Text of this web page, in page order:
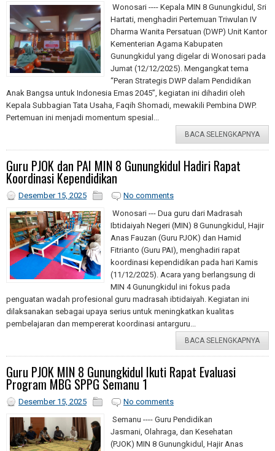
Wonosari ---- Kepala MIN 8 Gunungkidul, Sri
Hartati, menghadiri Pertemuan Triwulan IV
Dharma Wanita Persatuan (DWP) Unit Kantor
Kementerian Agama Kabupaten
Gunungkidul yang digelar di Wonosari pada
Jumat (12/12/2025). Mengangkat tema
“Peran Strategis DWP dalam Pendidikan
Anak Bangsa untuk Indonesia Emas 2045”, kegiatan ini dihadiri oleh
Kepala Subbagian Tata Usaha, Faqih Shomadi, mewakili Pembina DWP.
Pertemuan ini menjadi momentum spesial...
BACA SELENGKAPNYA
Guru PJOK dan PAI MIN 8 Gunungkidul Hadiri Rapat
Koordinasi Kependidikan
Desember 15, 2025
No comments
Wonosari --- Dua guru dari Madrasah
Ibtidaiyah Negeri (MIN) 8 Gunungkidul, Hajir
Anas Fauzan (Guru PJOK) dan Hamid
Fitrianto (Guru PAI), menghadiri rapat
koordinasi kependidikan pada hari Kamis
(11/12/2025). Acara yang berlangsung di
MIN 4 Gunungkidul ini fokus pada
penguatan wadah profesional guru madrasah ibtidaiyah. Kegiatan ini
dilaksanakan sebagai upaya serius untuk meningkatkan kualitas
pembelajaran dan mempererat koordinasi antarguru...
BACA SELENGKAPNYA
Guru PJOK MIN 8 Gunungkidul Ikuti Rapat Evaluasi
Program MBG SPPG Semanu 1
Desember 15, 2025
No comments
Semanu ---- Guru Pendidikan
Jasmani, Olahraga, dan Kesehatan
(PJOK) MIN 8 Gunungkidul, Hajir Anas